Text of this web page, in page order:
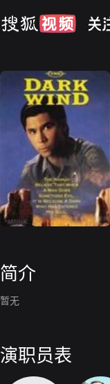
简介
暂无
演职员表